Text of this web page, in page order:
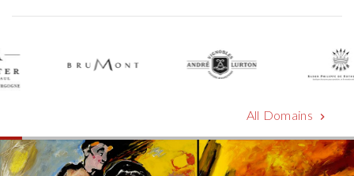
All Domains chevron_right